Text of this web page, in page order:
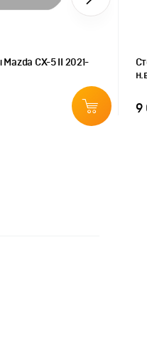
CX-5 II 2021-
9